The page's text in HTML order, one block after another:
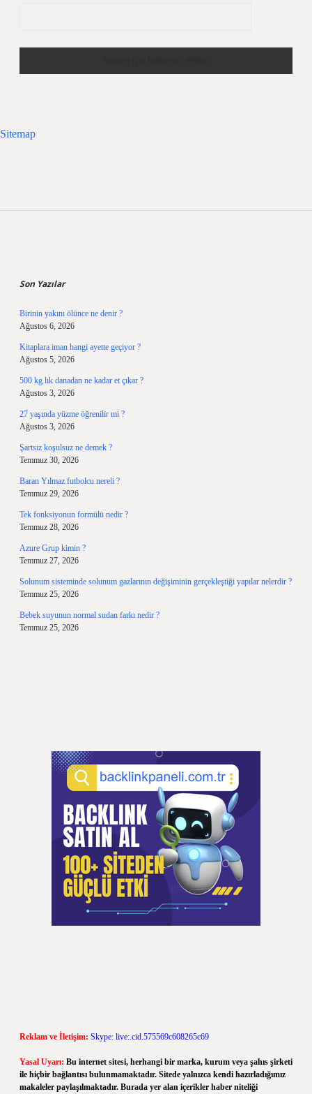
Sitemap
Son Yazılar
Birinin yakını ölünce ne denir ?
Ağustos 6, 2026
Kitaplara iman hangi ayette geçiyor ?
Ağustos 5, 2026
500 kg lık danadan ne kadar et çıkar ?
Ağustos 3, 2026
27 yaşında yüzme öğrenilir mi ?
Ağustos 3, 2026
Şartsız koşulsuz ne demek ?
Temmuz 30, 2026
Baran Yılmaz futbolcu nereli ?
Temmuz 29, 2026
Tek fonksiyonun formülü nedir ?
Temmuz 28, 2026
Azure Grup kimin ?
Temmuz 27, 2026
Solunum sisteminde solunum gazlarının değişiminin gerçekleştiği yapılar nelerdir ?
Temmuz 25, 2026
Bebek suyunun normal sudan farkı nedir ?
Temmuz 25, 2026
Reklam ve İletişim: Skype: live:.cid.575569c608265c69
Yasal Uyarı: Bu internet sitesi, herhangi bir marka, kurum veya şahıs şirketi
ile hiçbir bağlantısı bulunmamaktadır. Sitede yalnızca kendi hazırladığımız
makaleler paylaşılmaktadır. Burada yer alan içerikler haber niteliği